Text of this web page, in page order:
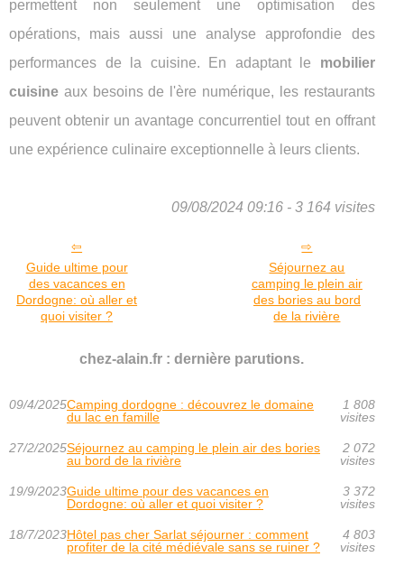
permettent non seulement une optimisation des
opérations, mais aussi une analyse approfondie des
performances de la cuisine. En adaptant le mobilier
cuisine aux besoins de l'ère numérique, les restaurants
peuvent obtenir un avantage concurrentiel tout en offrant
une expérience culinaire exceptionnelle à leurs clients.
09/08/2024 09:16 - 3 164 visites
Guide ultime pour
des vacances en
Dordogne: où aller et
quoi visiter ?
Séjournez au
camping le plein air
des bories au bord
de la rivière
chez-alain.fr : dernière parutions.
09/4/2025Camping dordogne : découvrez le domaine
du lac en famille
1 808
visites
27/2/2025Séjournez au camping le plein air des bories
au bord de la rivière
2 072
visites
19/9/2023Guide ultime pour des vacances en
Dordogne: où aller et quoi visiter ?
3 372
visites
18/7/2023Hôtel pas cher Sarlat séjourner : comment
profiter de la cité médiévale sans se ruiner ?
4 803
visites